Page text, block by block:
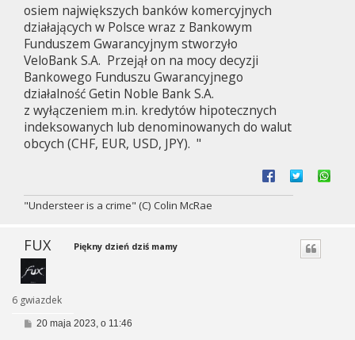
osiem największych banków komercyjnych
działających w Polsce wraz z Bankowym
Funduszem Gwarancyjnym stworzyło
VeloBank S.A. Przejął on na mocy decyzji
Bankowego Funduszu Gwarancyjnego
działalność Getin Noble Bank S.A.
z wyłączeniem m.in. kredytów hipotecznych
indeksowanych lub denominowanych do walut
obcych (CHF, EUR, USD, JPY). "
"Understeer is a crime" (C) Colin McRae
FUX
6 gwiazdek
Piękny dzień dziś mamy
P20 maja 2023, o 11:46